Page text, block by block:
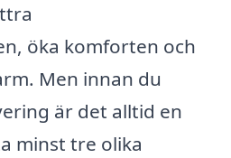
öka komforten och
Men innan du
är det alltid en
minst tre olika